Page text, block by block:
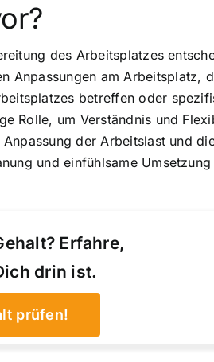
des Arbeitsplatzes
Anpassungen am Arbeitsplatz,
betreffen oder
Rolle, um Verständnis und
der Arbeitslast und
und einfühlsame
Erfahre,
drin ist.
prüfen!